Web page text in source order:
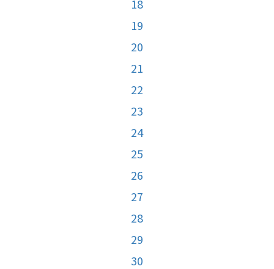
18
19
20
21
22
23
24
25
26
27
28
29
30